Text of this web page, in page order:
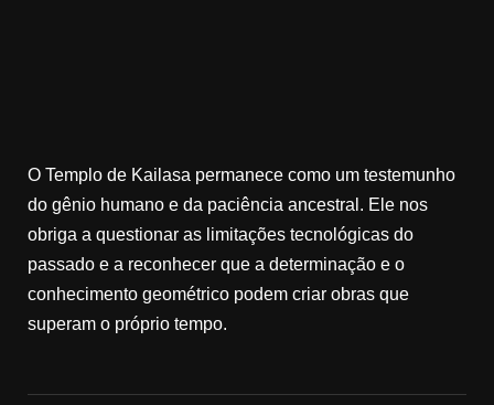
O Templo de Kailasa permanece como um testemunho
do gênio humano e da paciência ancestral. Ele nos
obriga a questionar as limitações tecnológicas do
passado e a reconhecer que a determinação e o
conhecimento geométrico podem criar obras que
superam o próprio tempo.